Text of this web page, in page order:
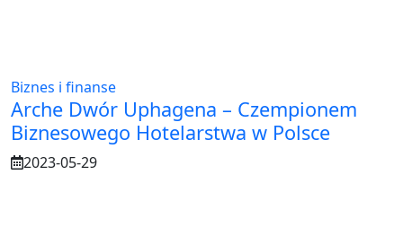
Biznes i finanse
Arche Dwór Uphagena – Czempionem
Biznesowego Hotelarstwa w Polsce
2023-05-29